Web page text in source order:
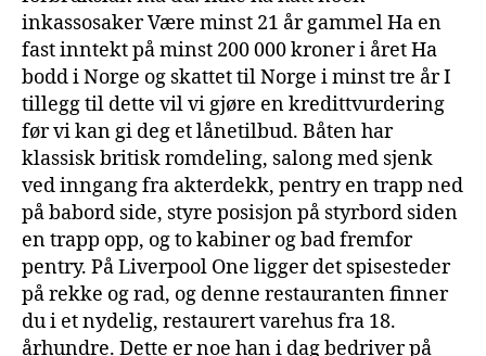
inkassosaker Være minst 21 år gammel Ha en
fast inntekt på minst 200 000 kroner i året Ha
bodd i Norge og skattet til Norge i minst tre år I
tillegg til dette vil vi gjøre en kredittvurdering
før vi kan gi deg et lånetilbud. Båten har
klassisk britisk romdeling, salong med sjenk
ved inngang fra akterdekk, pentry en trapp ned
på babord side, styre posisjon på styrbord siden
en trapp opp, og to kabiner og bad fremfor
pentry. På Liverpool One ligger det spisesteder
på rekke og rad, og denne restauranten finner
du i et nydelig, restaurert varehus fra 18.
århundre. Dette er noe han i dag bedriver på